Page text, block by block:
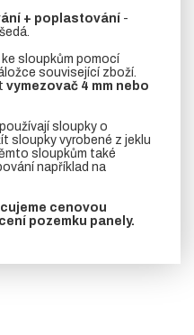
+ poplastování -
sloupkům pomocí
související zboží.
vymezovač 4 mm nebo
sloupky o
sloupky vyrobené z jeklu
sloupkům také
například na
cenovou
pozemku panely.